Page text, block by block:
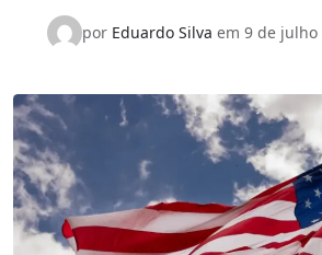
por Eduardo Silva em 9 de julho